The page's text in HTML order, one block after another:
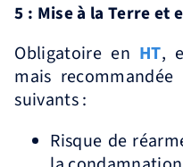
5 : Mise à la Terre et
Obligatoire en HT,
mais
suivants :
Risque de